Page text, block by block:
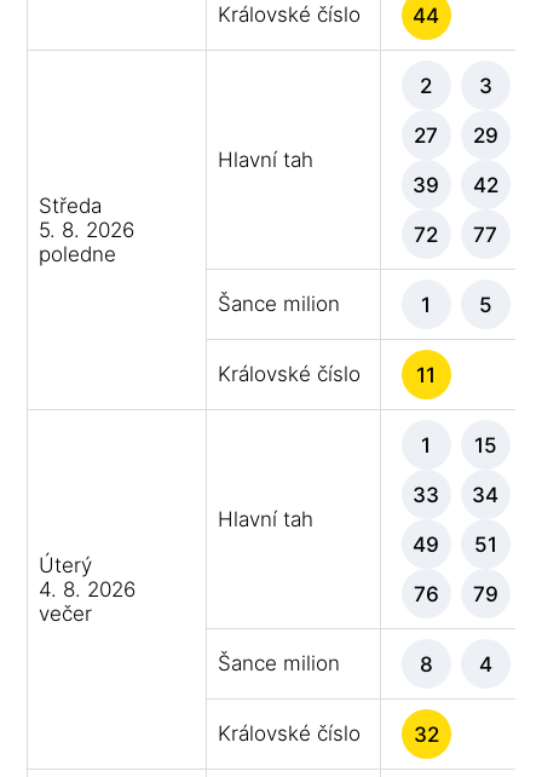
Královské číslo 44
Středa
5. 8. 2026
poledne
Hlavní tah
2 3
27 29
39 42
72 77
Šance milion 1 5
Královské číslo 11
Úterý
4. 8. 2026
večer
Hlavní tah
1 15
33 34
49 51
76 79
Šance milion 8 4
Královské číslo 32